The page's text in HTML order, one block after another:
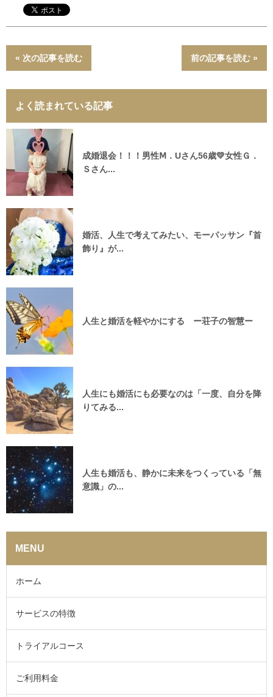
« 次の記事を読む 前の記事を読む »
よく読まれている記事
成婚退会！！！男性Ⅿ．Uさん56歳💛女性Ｇ．
Ｓさん...
婚活、人生で考えてみたい、モーパッサン『首
飾り』が...
人生と婚活を軽やかにする ー荘子の智慧ー
人生にも婚活にも必要なのは「一度、自分を降
りてみる...
人生も婚活も、静かに未来をつくっている「無
意識」の...
MENU
ホーム
サービスの特徴
トライアルコース
ご利用料金